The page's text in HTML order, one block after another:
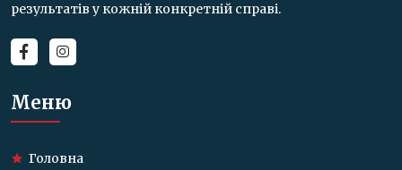
результатів у кожній конкретній справі.
Меню
Головна